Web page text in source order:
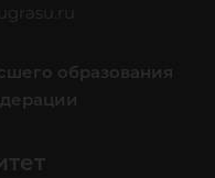
образования